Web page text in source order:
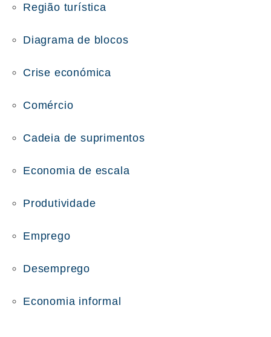
Região turística
Diagrama de blocos
Crise económica
Comércio
Cadeia de suprimentos
Economia de escala
Produtividade
Emprego
Desemprego
Economia informal